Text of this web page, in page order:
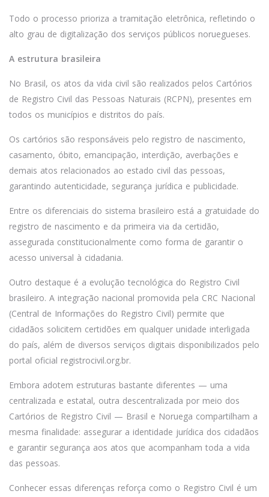
Todo o processo prioriza a tramitação eletrônica, refletindo o
alto grau de digitalização dos serviços públicos noruegueses.
A estrutura brasileira
No Brasil, os atos da vida civil são realizados pelos Cartórios
de Registro Civil das Pessoas Naturais (RCPN), presentes em
todos os municípios e distritos do país.
Os cartórios são responsáveis pelo registro de nascimento,
casamento, óbito, emancipação, interdição, averbações e
demais atos relacionados ao estado civil das pessoas,
garantindo autenticidade, segurança jurídica e publicidade.
Entre os diferenciais do sistema brasileiro está a gratuidade do
registro de nascimento e da primeira via da certidão,
assegurada constitucionalmente como forma de garantir o
acesso universal à cidadania.
Outro destaque é a evolução tecnológica do Registro Civil
brasileiro. A integração nacional promovida pela CRC Nacional
(Central de Informações do Registro Civil) permite que
cidadãos solicitem certidões em qualquer unidade interligada
do país, além de diversos serviços digitais disponibilizados pelo
portal oficial registrocivil.org.br.
Embora adotem estruturas bastante diferentes — uma
centralizada e estatal, outra descentralizada por meio dos
Cartórios de Registro Civil — Brasil e Noruega compartilham a
mesma finalidade: assegurar a identidade jurídica dos cidadãos
e garantir segurança aos atos que acompanham toda a vida
das pessoas.
Conhecer essas diferenças reforça como o Registro Civil é um